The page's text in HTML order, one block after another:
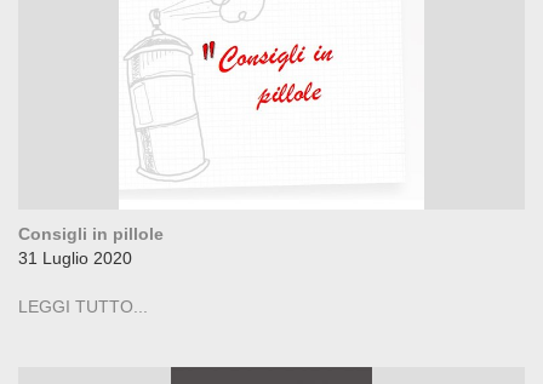
Consigli in pillole
31 Luglio 2020
LEGGI TUTTO...